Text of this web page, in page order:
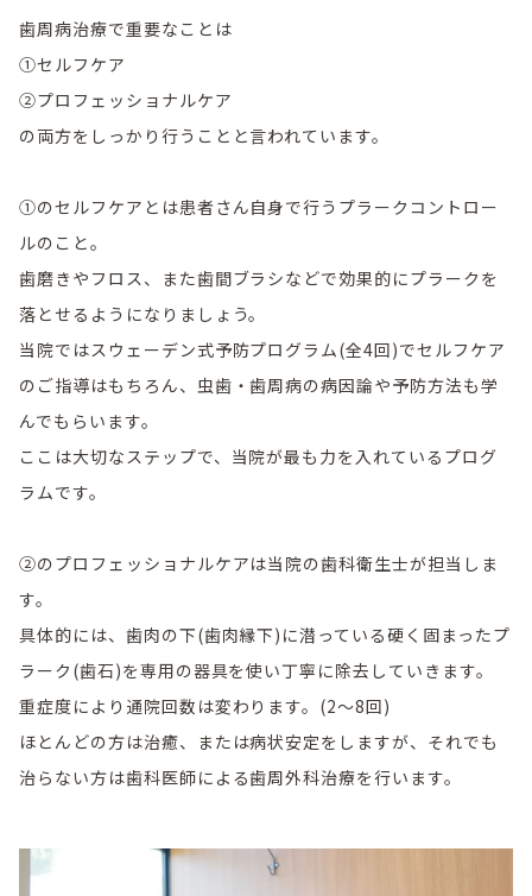
歯周病治療で重要なことは
①セルフケア
②プロフェッショナルケア
の両方をしっかり行うことと言われています。
①のセルフケアとは患者さん自身で行うプラークコントロー
ルのこと。
歯磨きやフロス、また歯間ブラシなどで効果的にプラークを
落とせるようになりましょう。
当院ではスウェーデン式予防プログラム(全4回)でセルフケア
のご指導はもちろん、虫歯・歯周病の病因論や予防方法も学
んでもらいます。
ここは大切なステップで、当院が最も力を入れているプログ
ラムです。
②のプロフェッショナルケアは当院の歯科衛生士が担当しま
す。
具体的には、歯肉の下(歯肉縁下)に潜っている硬く固まったプ
ラーク(歯石)を専用の器具を使い丁寧に除去していきます。
重症度により通院回数は変わります。(2〜8回)
ほとんどの方は治癒、または病状安定をしますが、それでも
治らない方は歯科医師による歯周外科治療を行います。